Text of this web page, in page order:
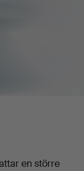
en större